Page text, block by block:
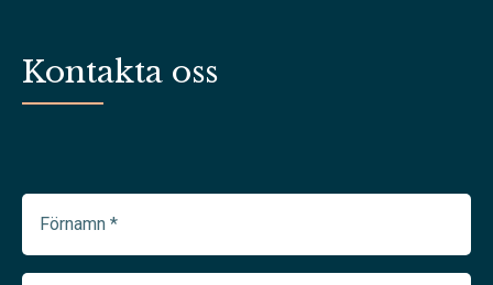
Kontakta oss
(Required)